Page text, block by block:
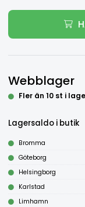
Webblager
Fler än 10 st i
Lagersaldo i butik
Bromma
Göteborg
Helsingborg
Karlstad
Limhamn